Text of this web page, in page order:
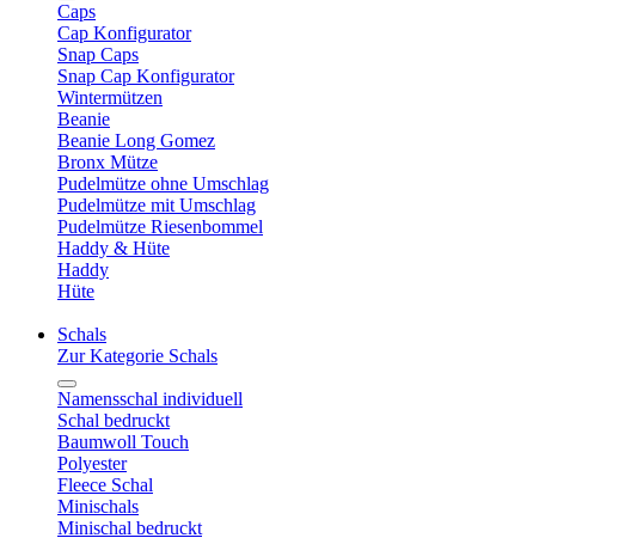
Caps
Cap Konfigurator
Snap Caps
Snap Cap Konfigurator
Wintermützen
Beanie
Beanie Long Gomez
Bronx Mütze
Pudelmütze ohne Umschlag
Pudelmütze mit Umschlag
Pudelmütze Riesenbommel
Haddy & Hüte
Haddy
Hüte
Schals
Zur Kategorie Schals
Namensschal individuell
Schal bedruckt
Baumwoll Touch
Polyester
Fleece Schal
Minischals
Minischal bedruckt